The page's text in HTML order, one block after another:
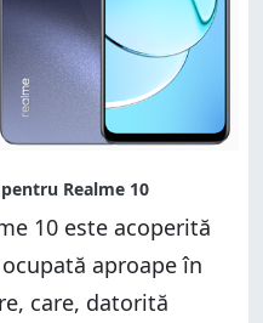
10 este acoperită
aproape în
care, datorită